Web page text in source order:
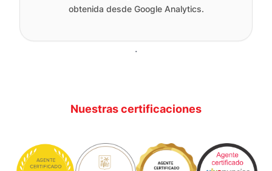
obtenida desde Google Analytics.
.
Nuestras certificaciones